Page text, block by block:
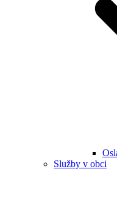
Služby v obci